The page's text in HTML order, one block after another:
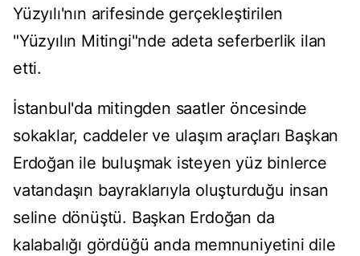
Yüzyılı'nın arifesinde gerçekleştirilen
"Yüzyılın Mitingi"nde adeta seferberlik ilan
etti.
İstanbul'da mitingden saatler öncesinde
sokaklar, caddeler ve ulaşım araçları Başkan
Erdoğan ile buluşmak isteyen yüz binlerce
vatandaşın bayraklarıyla oluşturduğu insan
seline dönüştü. Başkan Erdoğan da
kalabalığı gördüğü anda memnuniyetini dile